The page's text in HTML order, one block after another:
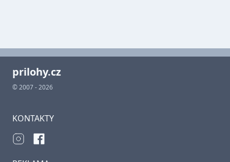
prilohy.cz
© 2007 - 2026
KONTAKTY